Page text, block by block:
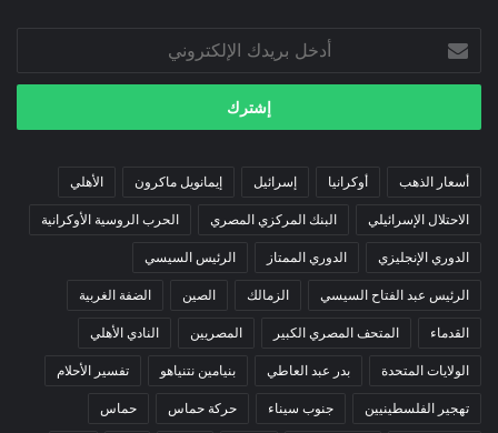
بريدك
الإلكتروني
أسعار الذهب أوكرانيا إسرائيل إيمانويل ماكرون الأهلي
الاحتلال الإسرائيلي البنك المركزي المصري الحرب الروسية الأوكرانية
الدوري الإنجليزي الدوري الممتاز الرئيس السيسي
الرئيس عبد الفتاح السيسي الزمالك الصين الضفة الغربية
القدماء المتحف المصري الكبير المصريين النادي الأهلي
الولايات المتحدة بدر عبد العاطي بنيامين نتنياهو تفسير الأحلام
تهجير الفلسطينيين جنوب سيناء حركة حماس حماس